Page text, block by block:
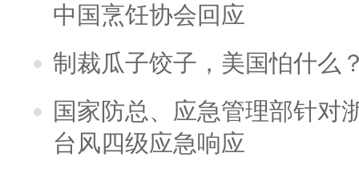
中国烹饪协会回应
制裁瓜子饺子，美国怕什么
国家防总、应急管理部针对
台风四级应急响应